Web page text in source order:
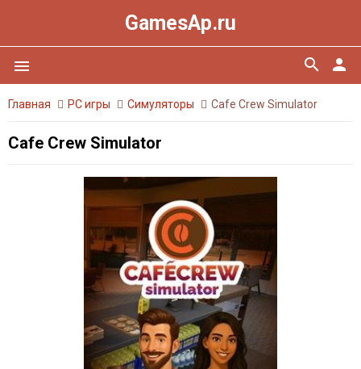
GamesAp.ru
menu person
search
Главная PC игры Симуляторы Cafe Crew Simulator
Cafe Crew Simulator